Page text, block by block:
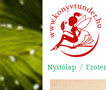
Nyitólap